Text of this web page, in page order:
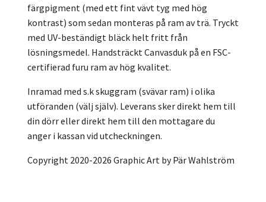
färgpigment (med ett fint vävt tyg med hög
kontrast) som sedan monteras på ram av trä. Tryckt
med UV-beständigt bläck helt fritt från
lösningsmedel. Handsträckt Canvasduk på en FSC-
certifierad furu ram av hög kvalitet.
Inramad med s.k skuggram (svävar ram) i olika
utföranden (välj själv). Leverans sker direkt hem till
din dörr eller direkt hem till den mottagare du
anger i kassan vid utcheckningen.
Copyright 2020-2026 Graphic Art by Pär Wahlström